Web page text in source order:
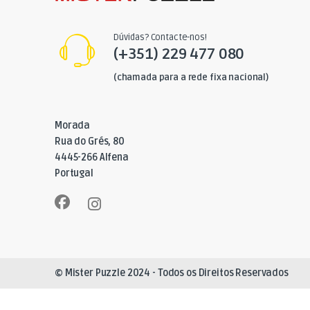
Dúvidas? Contacte-nos!
(+351) 229 477 080
(chamada para a rede fixa nacional)
Morada
Rua do Grés, 80
4445-266 Alfena
Portugal
© Mister Puzzle 2024 - Todos os Direitos Reservados